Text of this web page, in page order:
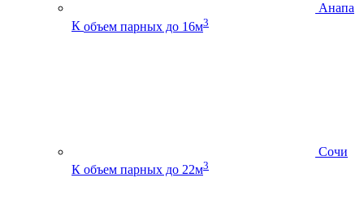
Анапа
К объем парных до 16м3
Сочи
К объем парных до 22м3